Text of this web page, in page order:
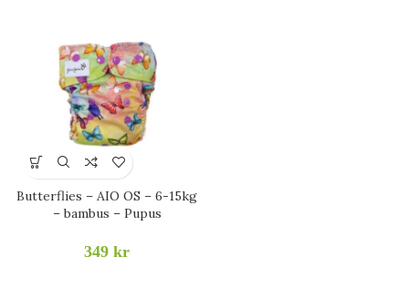
Butterflies – AIO OS – 6-15kg
– bambus – Pupus
349 kr